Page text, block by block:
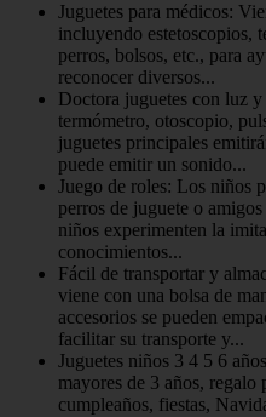
Juguetes para médicos:
incluyendo estetoscopios,
perros, bolsos, etc., para
reconocer diversos...
Doctora juguetes con luz
termómetro, otoscopio,
juguetes principales
puede emitir un sonido...
Juego de roles: Los niños
perros de juguete o
niños experimenten la
conocimientos...
Fácil de transportar y
viene con una bolsa de
accesorios se pueden
facilitar su transporte y...
Juguetes niños 3 4 5 6
mayores de 3 años, regalo
cumpleaños, fiestas,